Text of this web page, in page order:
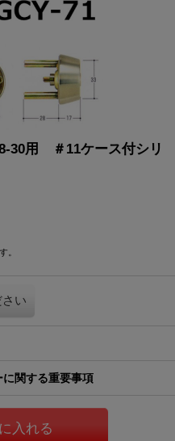
30用 ＃11ケース付シリ
。
い
関する重要事項
入れる